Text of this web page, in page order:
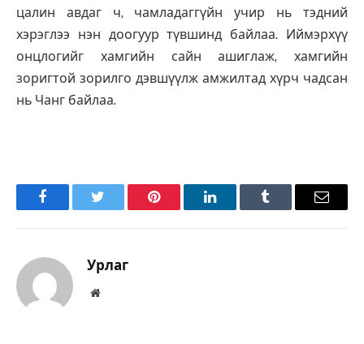
цалин авдаг ч, чамладаггүйн учир нь тэдний
хэрэглээ нэн доогуур түвшинд байлаа. Иймэрхүү
онцлогийг хамгийн сайн ашиглаж, хамгийн
зоригтой зорилго дэвшүүлж амжилтад хүрч чадсан
нь Чанг байлаа.
FacebookTwitter Pinterest LinkedInTumblr Имэйл
Урлаг
Вэбсайт